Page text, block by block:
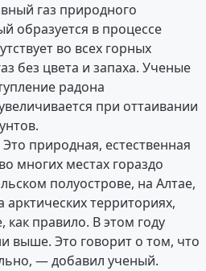
газ природного
образуется в процессе
во всех горных
без цвета и запаха. Ученые
радона
при оттаивании
природная, естественная
многих местах гораздо
полуострове, на Алтае,
арктических территориях,
как правило. В этом году
выше. Это говорит о том, что
— добавил ученый.